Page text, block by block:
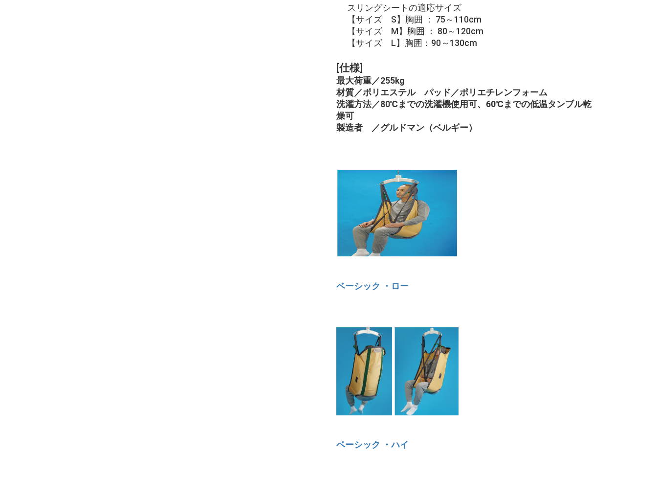
スリングシートの適応サイズ
【サイズ S】胸囲 ： 75～110cm
【サイズ M】胸囲 ： 80～120cm
【サイズ L】胸囲：90～130cm
[仕様]
最大荷重／255kg
材質／ポリエステル パッド／ポリエチレンフォーム
洗濯方法／80℃までの洗濯機使用可、60℃までの低温タンブル乾
燥可
製造者 ／グルドマン（ベルギー）
ベーシック ・ロー
ベーシック ・ハイ